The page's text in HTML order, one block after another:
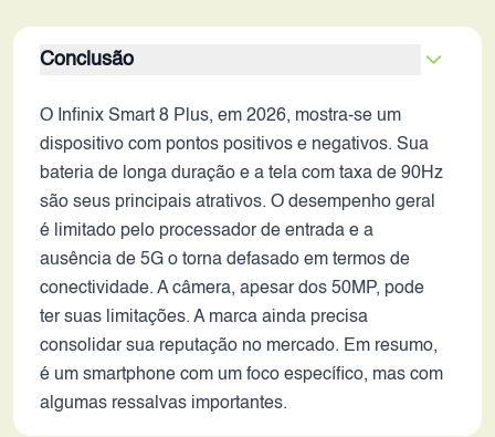
Conclusão
O Infinix Smart 8 Plus, em 2026, mostra-se um
dispositivo com pontos positivos e negativos. Sua
bateria de longa duração e a tela com taxa de 90Hz
são seus principais atrativos. O desempenho geral
é limitado pelo processador de entrada e a
ausência de 5G o torna defasado em termos de
conectividade. A câmera, apesar dos 50MP, pode
ter suas limitações. A marca ainda precisa
consolidar sua reputação no mercado. Em resumo,
é um smartphone com um foco específico, mas com
algumas ressalvas importantes.